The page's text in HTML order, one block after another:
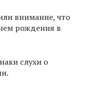
внимание, что
рождения в
слухи о